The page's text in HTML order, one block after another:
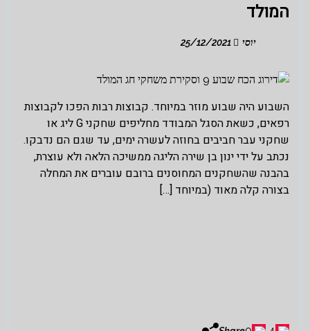
המולד
יוסי
השבוע היה שבוע מוזר במיוחד. קבוצות רבות הפכו לקבוצות
רפאים, כשאת הסגל המבודד מחליפים שחקני G ליג או
שחקני עבר חביבים בחוזה לעשרה ימים, עד שגם הם נדבקו.
נכתב על ידי ינון בן שירה הליגה ממשיכה הלאה ולא עוצרת,
בהבנה שהשחקנים המחוסנים ברובם עוברים את המחלה
בצורה קלה מאוד (במיוחד […]